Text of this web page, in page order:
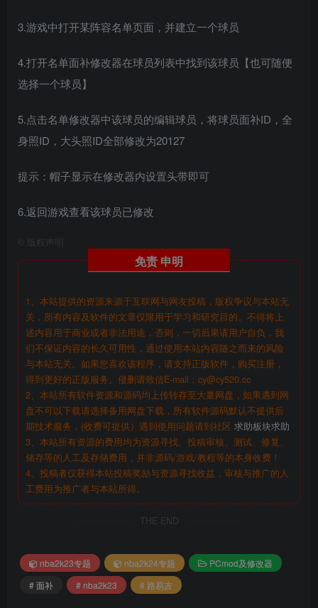
3.游戏中打开某阵容名单页面，并建立一个球员
4.打开名单面补修改器在球员列表中找到该球员【也可随便
选择一个球员】
5.点击名单修改器中该球员的编辑球员，将球员面补ID，全
身照ID，大头照ID全部修改为20127
提示：帽子显示在修改器内设置头带即可
6.返回游戏查看该球员已修改
版权声明
免责 申明
1、本站提供的资源来源于互联网与网友投稿，版权争议与本站无
关，所有内容及软件的文章仅限用于学习和研究目的。不得将上
述内容用于商业或者非法用途，否则，一切后果请用户自负，我
们不保证内容的长久可用性，通过使用本站内容随之而来的风险
与本站无关。如果您喜欢该程序，请支持正版软件，购买注册，
得到更好的正版服务。侵删请致信E-mail：cy@cy520.cc
2、本站所有软件资源和源码均上传转存至大量网盘，如果遇到网
盘不可以下载请选择备用网盘下载，所有软件源码默认不提供后
期技术服务，(收费可提供）遇到使用问题请到社区 求助板块求助
3、本站所有资源的费用均为资源寻找、投稿审核、测试、修复、
储存等的人工及存储费用，并非源码/游戏/教程等的本身收费！
4、投稿者仅获得本站投稿奖励与资源寻找收益，审核与推广的人
工费用为推广者与本站所得。
THE END
nba2k23专题 nba2k24专题
PCmod及修改器
# 面补
# nba2k23 # 路易吉